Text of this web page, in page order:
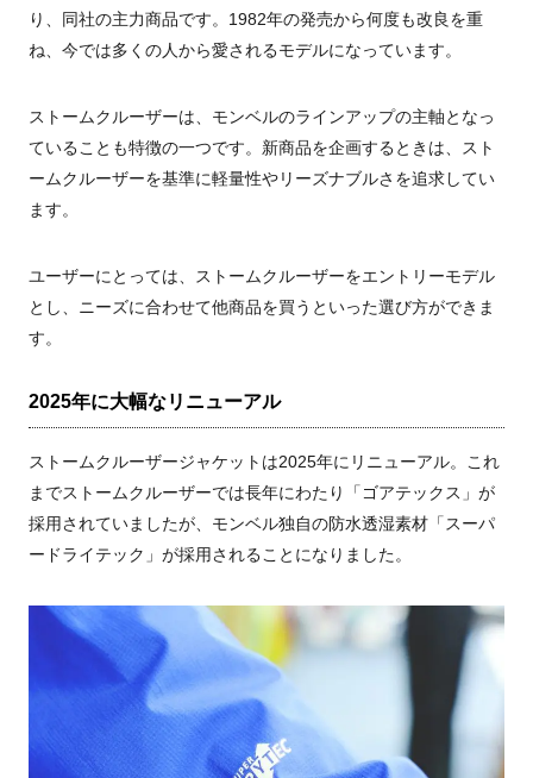
り、同社の主力商品です。1982年の発売から何度も改良を重
ね、今では多くの人から愛されるモデルになっています。
ストームクルーザーは、モンベルのラインアップの主軸となっ
ていることも特徴の一つです。新商品を企画するときは、スト
ームクルーザーを基準に軽量性やリーズナブルさを追求してい
ます。
ユーザーにとっては、ストームクルーザーをエントリーモデル
とし、ニーズに合わせて他商品を買うといった選び方ができま
す。
2025年に大幅なリニューアル
ストームクルーザージャケットは2025年にリニューアル。これ
までストームクルーザーでは長年にわたり「ゴアテックス」が
採用されていましたが、モンベル独自の防水透湿素材「スーパ
ードライテック」が採用されることになりました。